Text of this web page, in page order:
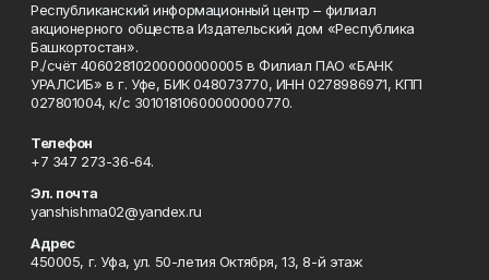
Республиканский информационный центр – филиал
акционерного общества Издательский дом «Республика
Башкортостан».
Р./счёт 40602810200000000005 в Филиал ПАО «БАНК
УРАЛСИБ» в г. Уфе, БИК 048073770, ИНН 0278986971, КПП
027801004, к/с 30101810600000000770.
Телефон
+7 347 273-36-64.
Эл. почта
yanshishma02@yandex.ru
Адрес
450005, г. Уфа, ул. 50-летия Октября, 13, 8-й этаж